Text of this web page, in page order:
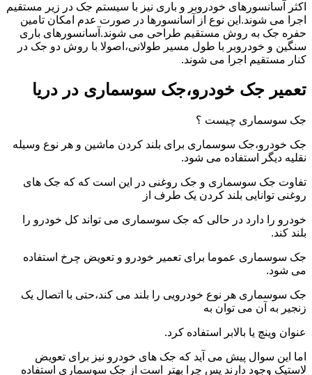
اکثر آسانسورهای خودروبر و باری نیز با سیستم جک در زیر مستقیم
اجرا می شوند.این نوع از آسانسورها در صورت عدم امکان تامین
حفره جک به روش مستقیم طراحی می شوند.آسانسورهای باری
سنگین و خودروبر با طول مسیر طولانی،اصولا با روش دو جک در
کنار مستقیم اجرا می شوند.
تعمیر جک خودرو،جک سوسماری در دریا
جک سوسماری چیست ؟
جک خودرو،جک سوسماری برای بلند کردن ماشین و هر نوع وسیله
نقلیه دیگر استفاده می شود.
تفاوت جک سوسماری و جک روغنی در این است که که جک های
روغنی توانایی بلند کردن یک طرف از
خودرو را دارد در حالی که جک سوسماری می تواند کل خودرو را
بلند کند.
جک سوسماری عموما برای تعمیر خودرو و تعویض چرخ استفاده
می شود.
جک سوسماری هر نوع خودرویی را بلند می کند،حتی با اتصال یک
زنجیر به آن می توان به
عنوان وینچ یا بالابر استفاده کرد.
اما این سوال پیش می آید که جک های خودرو نیز برای تعویض
لاستیک وجود دارند پس چرا بهتر است از جک سوسماری استفاده